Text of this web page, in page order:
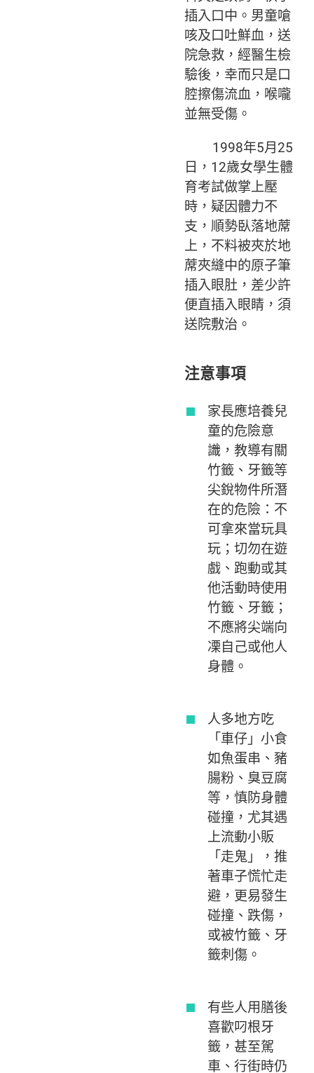
插入口中。男童嗆
咳及口吐鮮血，送
院急救，經醫生檢
驗後，幸而只是口
腔擦傷流血，喉嚨
並無受傷。
1998年5月25
日，12歲女學生體
育考試做掌上壓
時，疑因體力不
支，順勢臥落地蓆
上，不料被夾於地
蓆夾縫中的原子筆
插入眼肚，差少許
便直插入眼睛，須
送院敷治。
注意事項
家長應培養兒
童的危險意
識，教導有關
竹籤、牙籤等
尖銳物件所潛
在的危險：不
可拿來當玩具
玩；切勿在遊
戲、跑動或其
他活動時使用
竹籤、牙籤；
不應將尖端向
凓自己或他人
身體。
人多地方吃
「車仔」小食
如魚蛋串、豬
腸粉、臭豆腐
等，慎防身體
碰撞，尤其遇
上流動小販
「走鬼」，推
著車子慌忙走
避，更易發生
碰撞、跌傷，
或被竹籤、牙
籤刺傷。
有些人用膳後
喜歡叼根牙
籤，甚至駕
車、行街時仍